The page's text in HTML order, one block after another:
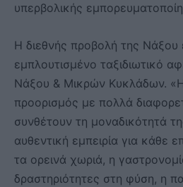
υπερβολικής
Η διεθνής προβολή της Νάξου
εμπλουτισμένο ταξιδιωτικό
Νάξου & Μικρών Κυκλάδων.
προορισμός με πολλά
συνθέτουν τη μοναδικότητά
αυθεντική εμπειρία για κάθε
τα ορεινά χωριά, η
δραστηριότητες στη φύση, η